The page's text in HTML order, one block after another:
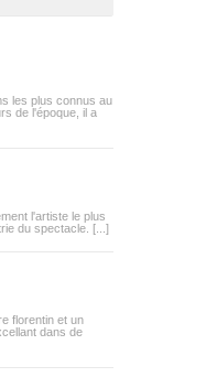
les plus connus au
de l'époque, il a
l'artiste le plus
du spectacle. [...]
florentin et un
dans de